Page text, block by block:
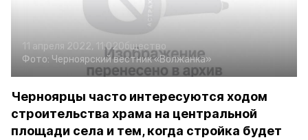
11 апреля 2022, 11:02Общество
Фото: Черноярский вестник «Волжанка»
Черноярцы часто интересуются ходом
строительства храма на центральной
площади села и тем, когда стройка будет